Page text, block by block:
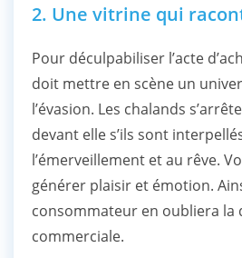
2. Une vitrine qui
Pour déculpabiliser l’acte
doit mettre en scène un
l’évasion. Les chalands
devant elle s’ils sont
l’émerveillement et au rêve.
générer plaisir et émotion.
consommateur en oubliera la
commerciale.